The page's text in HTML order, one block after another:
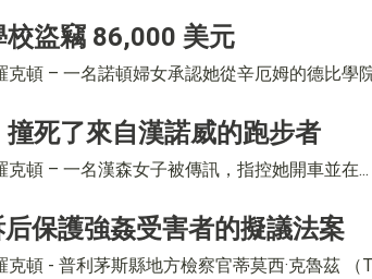
盜竊 86,000 美元
頓 – 一名諾頓婦女承認她從辛厄姆的德比學
死了來自漢諾威的跑步者
頓 – 一名漢森女子被傳訊，指控她開車並在...
保護強姦受害者的擬議法案
頓 - 普利茅斯縣地方檢察官蒂莫西·克魯茲